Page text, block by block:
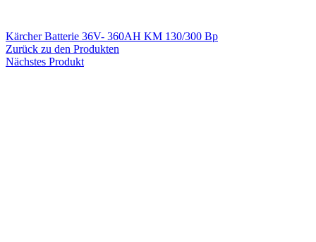
Kärcher Batterie 36V- 360AH KM 130/300 Bp
Zurück zu den Produkten
Nächstes Produkt